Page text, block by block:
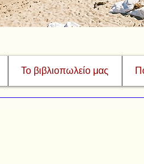
Το βιβλιοπωλείο μας